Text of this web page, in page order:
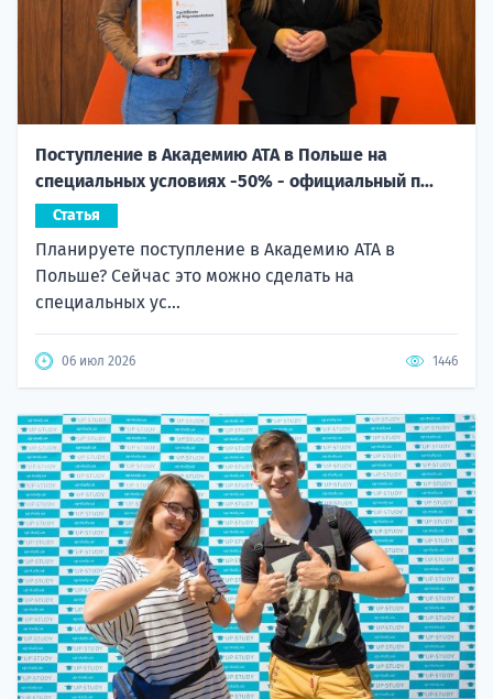
Поступление в Академию ATA в Польше на
специальных условиях -50% - официальный п...
Статья
Планируете поступление в Академию ATA в
Польше? Сейчас это можно сделать на
специальных ус...
06 июл 2026 1446